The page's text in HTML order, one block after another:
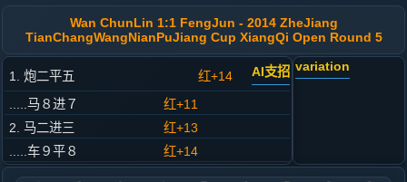
Wan ChunLin 1:1 FengJun - 2014 ZheJiang
TianChangWangNianPuJiang Cup XiangQi Open Round 5
1. 炮二平五 红+14 AI支招
.....马８进７
红+11
2. 马二进三
红+13
.....车９平８
红+14
3. 兵七进一
红+6
variation